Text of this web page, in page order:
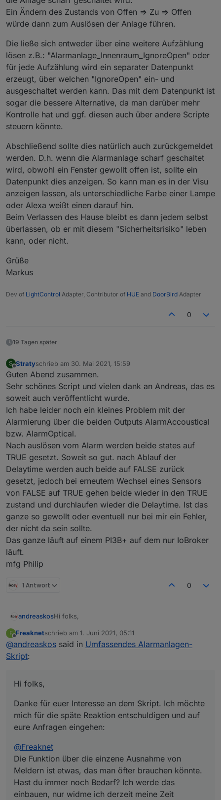
Ein Ändern des Zustands von Offen => Zu => Offen
würde dann zum Auslösen der Anlage führen.
Die ließe sich entweder über eine weitere Aufzählung
lösen z.B.: "Alarmanlage_Innenraum_IgnoreOpen" oder
für jede Aufzählung wird ein separater Datenpunkt
erzeugt, über welchen "IgnoreOpen" ein- und
ausgeschaltet werden kann. Das mit dem Datenpunkt ist
sogar die bessere Alternative, da man darüber mehr
Kontrolle hat und ggf. diesen auch über andere Scripte
steuern könnte.
Abschließend sollte dies natürlich auch zurückgemeldet
werden. D.h. wenn die Alarmanlage scharf geschaltet
wird, obwohl ein Fenster gewollt offen ist, sollte ein
Datenpunkt dies anzeigen. So kann man es in der Visu
anzeigen lassen, als unterschiedliche Farbe einer Lampe
oder Alexa weißt einen darauf hin.
Beim Verlassen des Hause bleibt es dann jedem selbst
überlassen, ob er mit diesem "Sicherheitsrisiko" leben
kann, oder nicht.
Grüße
Markus
Dev of LightControl Adapter, Contributor of HUE and DoorBird Adapter
0
19 Tagen später
S
Offline
Stratyschrieb am 30. Mai 2021, 15:59
zuletzt editiert von
Guten Abend zusammen.
Sehr schönes Script und vielen dank an Andreas, das es
soweit auch veröffentlicht wurde.
Ich habe leider noch ein kleines Problem mit der
Alarmierung über die beiden Outputs AlarmAccoustical
bzw. AlarmOptical.
Nach auslösen vom Alarm werden beide states auf
TRUE gesetzt. Soweit so gut. nach Ablauf der
Delaytime werden auch beide auf FALSE zurück
gesetzt, jedoch bei erneutem Wechsel eines Sensors
von FALSE auf TRUE gehen beide wieder in den TRUE
zustand und durchlaufen wieder die Delaytime. Ist das
ganze so gewollt oder eventuell nur bei mir ein Fehler,
der nicht da sein sollte.
Das ganze läuft auf einem PI3B+ auf dem nur IoBroker
läuft.
mfg Philip
1 Antwort 0
andreaskosHi folks,
Danke für euer Interesse an dem Skript. Ich
möchte mich für die späte Reaktion entschuldigen
vorwiegend anderen Dingen. Ich werde hier
posten, wenn es soweit ist, aber leider kann ich
keine Deadline angeben momentan.
kenne es selbst leider nur aus der Werbung, aber
etwa so:
1 = geschlossen
2 = offen
eleganter mit einem Alias, siehehier , aber damit
kenne ich mich leider nicht so gut aus.
It all seems right. Please check the settings of your
KNX adapter. You can define if it uses 1 and 0 or
instead true and false for the KNX datapoints. This
could be the reason. You should set it to
first post if this thread.
Best regards
Andreas
F
Offline
Freaknetschrieb am 1. Juni 2021, 05:11
zuletzt editiert von
@andreaskos said in Umfassendes Alarmanlagen-
Skript:
Hi folks,
Danke für euer Interesse an dem Skript. Ich möchte
mich für die späte Reaktion entschuldigen und auf
eure Anfragen eingehen:
@Freaknet
Die Funktion über die einzene Ausnahme von
Meldern ist etwas, das man öfter brauchen könnte.
Hast du immer noch Bedarf? Ich werde das
einbauen, nur widme ich derzeit meine Zeit